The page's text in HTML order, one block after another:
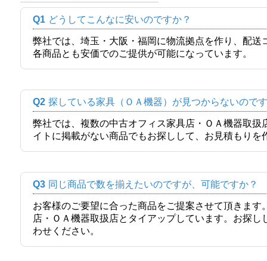
Q1 どうしてこんなに安いのですか？
弊社では、埼玉・大阪・福岡に物流拠点を作り、配
各商品とも安価でのご提供が可能になっています。
Q2 探している家具（ＯＡ機器）が見つからないので
弊社では、複数の中古オフィス家具店・ＯＡ機器取
イトに掲載がない商品でもお探しして、お見積もりを
Q3 同じ商品で数を揃えたいのですが、可能ですか？
お客様のご要望に合った商品をご提案させて頂きま
店・ＯＡ機器取扱店とタイアップしています。お探
わせください。